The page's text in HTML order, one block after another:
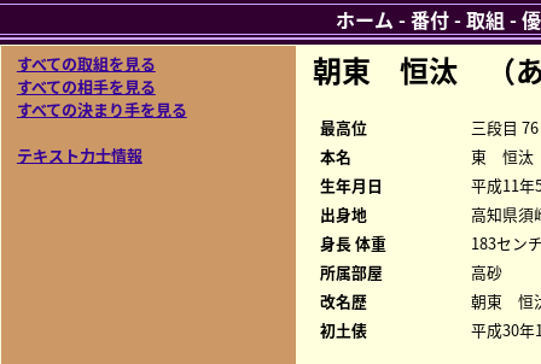
すべての取組を見る
すべての相手を見る
すべての決まり手を見る
テキスト力士情報
朝東 恒汰 （
最高位
三段目 76
本名
東 恒汰
生年月日
平成11年
出身地
高知県須
身長 体重
183セン
所属部屋
高砂
改名歴
朝東 恒
初土俵
平成30年
ホーム -番付-取組 -